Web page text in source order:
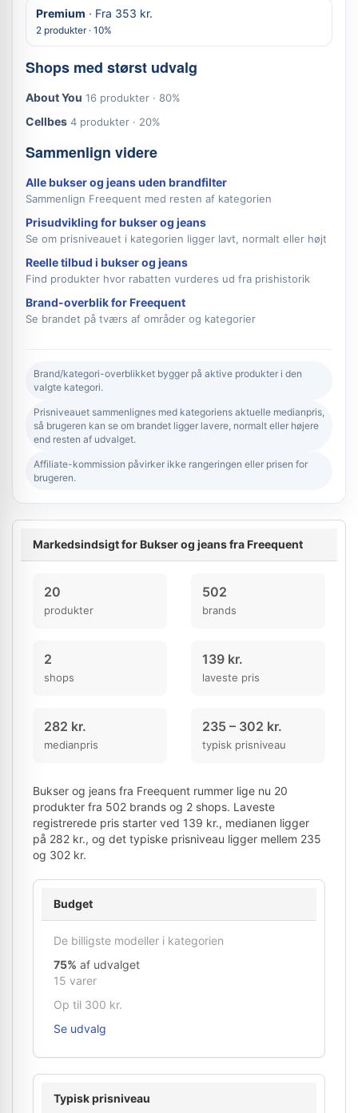
Premium · Fra 353 kr.
2 produkter · 10%
Shops med størst udvalg
About You 16 produkter · 80%
Cellbes 4 produkter · 20%
Sammenlign videre
Alle bukser og jeans uden brandfilter
Sammenlign Freequent med resten af kategorien
Prisudvikling for bukser og jeans
Se om prisniveauet i kategorien ligger lavt, normalt eller højt
Reelle tilbud i bukser og jeans
Find produkter hvor rabatten vurderes ud fra prishistorik
Brand-overblik for Freequent
Se brandet på tværs af områder og kategorier
Brand/kategori-overblikket bygger på aktive produkter i den
valgte kategori.
Prisniveauet sammenlignes med kategoriens aktuelle medianpris,
så brugeren kan se om brandet ligger lavere, normalt eller højere
end resten af udvalget.
Affiliate-kommission påvirker ikke rangeringen eller prisen for
brugeren.
Markedsindsigt for Bukser og jeans fra Freequent
20
produkter
502
brands
2
shops
139 kr.
laveste pris
282 kr.
medianpris
235 – 302 kr.
typisk prisniveau
Bukser og jeans fra Freequent rummer lige nu 20
produkter fra 502 brands og 2 shops. Laveste
registrerede pris starter ved 139 kr., medianen ligger
på 282 kr., og det typiske prisniveau ligger mellem 235
og 302 kr.
Budget
De billigste modeller i kategorien
75% af udvalget
15 varer
Op til 300 kr.
Se udvalg
Typisk prisniveau